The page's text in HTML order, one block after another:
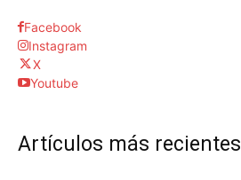
Facebook
Instagram
X
Youtube
Artículos más recientes